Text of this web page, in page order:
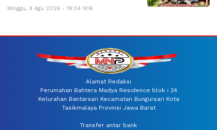
Minggu, 9 Agu 2026 - 19:04 WIB
Alamat Redaksi
Perumahan Bahtera Madya Residence blok i 24
Kelurahan Bantarsari Kecamatan Bungursari Kota
Tasikmalaya Provinsi Jawa Barat
Transfer antar bank